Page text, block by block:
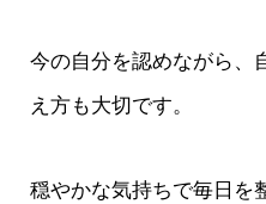
今の自分を認めながら、
え方も大切です。
穏やかな気持ちで毎日を